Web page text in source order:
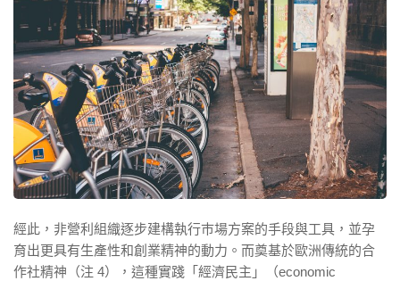
經此，非營利組織逐步建構執行巿場方案的手段與工具，並孕
育出更具有生產性和創業精神的動力。而奠基於歐洲傳統的合
作社精神（注 4），這種實踐「經濟民主」（economic